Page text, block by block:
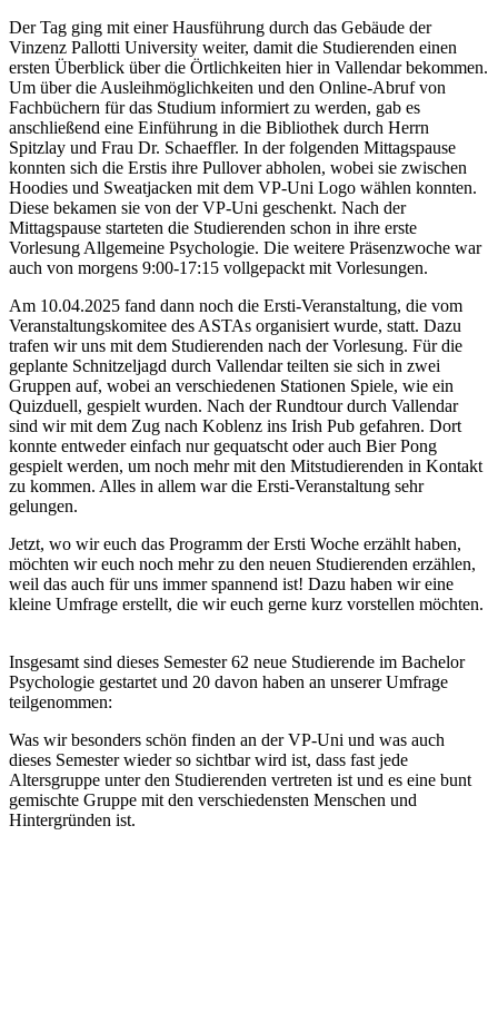
Der Tag ging mit einer Hausführung durch das Gebäude der
Vinzenz Pallotti University weiter, damit die Studierenden einen
ersten Überblick über die Örtlichkeiten hier in Vallendar bekommen.
Um über die Ausleihmöglichkeiten und den Online-Abruf von
Fachbüchern für das Studium informiert zu werden, gab es
anschließend eine Einführung in die Bibliothek durch Herrn
Spitzlay und Frau Dr. Schaeffler. In der folgenden Mittagspause
konnten sich die Erstis ihre Pullover abholen, wobei sie zwischen
Hoodies und Sweatjacken mit dem VP-Uni Logo wählen konnten.
Diese bekamen sie von der VP-Uni geschenkt. Nach der
Mittagspause starteten die Studierenden schon in ihre erste
Vorlesung Allgemeine Psychologie. Die weitere Präsenzwoche war
auch von morgens 9:00-17:15 vollgepackt mit Vorlesungen.
Am 10.04.2025 fand dann noch die Ersti-Veranstaltung, die vom
Veranstaltungskomitee des ASTAs organisiert wurde, statt. Dazu
trafen wir uns mit dem Studierenden nach der Vorlesung. Für die
geplante Schnitzeljagd durch Vallendar teilten sie sich in zwei
Gruppen auf, wobei an verschiedenen Stationen Spiele, wie ein
Quizduell, gespielt wurden. Nach der Rundtour durch Vallendar
sind wir mit dem Zug nach Koblenz ins Irish Pub gefahren. Dort
konnte entweder einfach nur gequatscht oder auch Bier Pong
gespielt werden, um noch mehr mit den Mitstudierenden in Kontakt
zu kommen. Alles in allem war die Ersti-Veranstaltung sehr
gelungen.
Jetzt, wo wir euch das Programm der Ersti Woche erzählt haben,
möchten wir euch noch mehr zu den neuen Studierenden erzählen,
weil das auch für uns immer spannend ist! Dazu haben wir eine
kleine Umfrage erstellt, die wir euch gerne kurz vorstellen möchten.
Insgesamt sind dieses Semester 62 neue Studierende im Bachelor
Psychologie gestartet und 20 davon haben an unserer Umfrage
teilgenommen:
Was wir besonders schön finden an der VP-Uni und was auch
dieses Semester wieder so sichtbar wird ist, dass fast jede
Altersgruppe unter den Studierenden vertreten ist und es eine bunt
gemischte Gruppe mit den verschiedensten Menschen und
Hintergründen ist.